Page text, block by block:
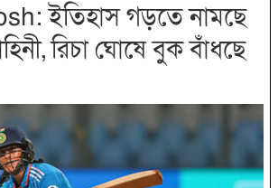
ইতিহাস গড়তে নামছে
রিচা ঘোষে বুক বাঁধছে